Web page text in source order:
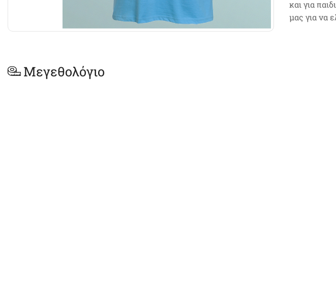
Μεγεθολόγιο
και για
μας για να